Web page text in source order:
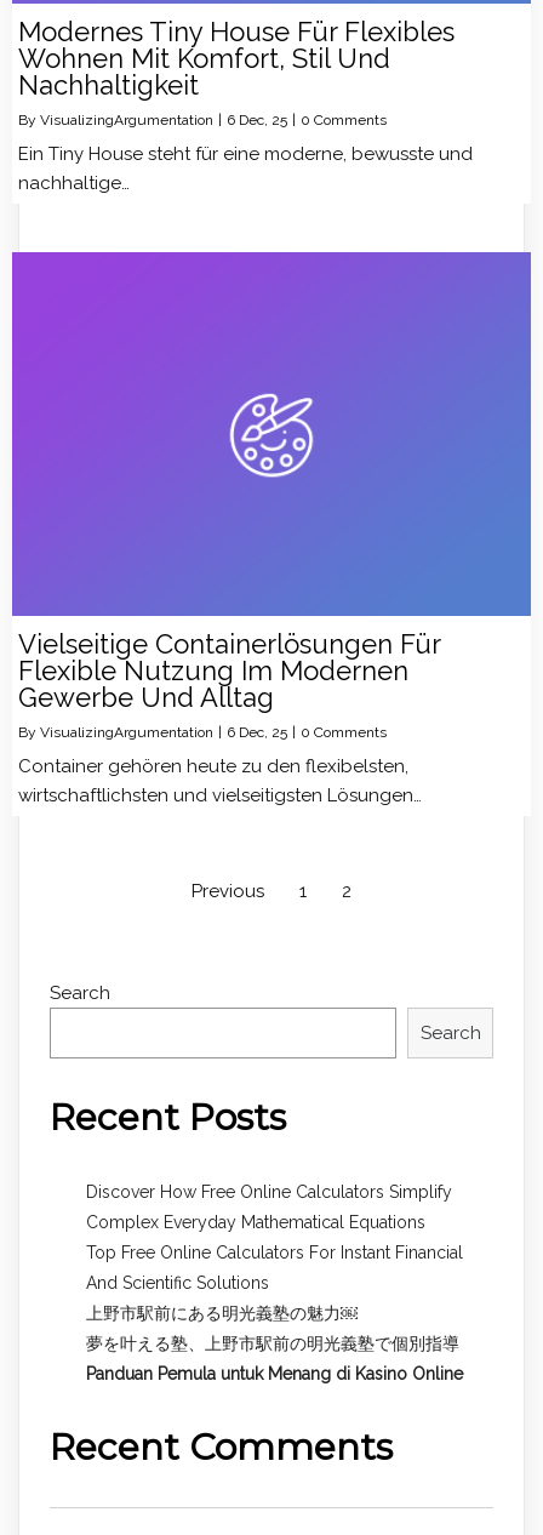
Modernes Tiny House Für Flexibles
Wohnen Mit Komfort, Stil Und
Nachhaltigkeit
By VisualizingArgumentation 6 Dec, 25 0 Comments
Ein Tiny House steht für eine moderne, bewusste und
nachhaltige…
Vielseitige Containerlösungen Für
Flexible Nutzung Im Modernen
Gewerbe Und Alltag
By VisualizingArgumentation | 6 Dec, 25 | 0 Comments
Container gehören heute zu den flexibelsten,
wirtschaftlichsten und vielseitigsten Lösungen…
Previous 1 2
Search
Search
Recent Posts
Discover How Free Online Calculators Simplify
Complex Everyday Mathematical Equations
Top Free Online Calculators For Instant Financial
And Scientific Solutions
上野市駅前にある明光義塾の魅力￼
夢を叶える塾、上野市駅前の明光義塾で個別指導
Panduan Pemula untuk Menang di Kasino Online
Recent Comments